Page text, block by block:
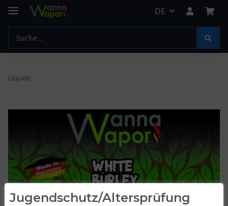
DE
Liquide
Jugendschutz/Altersprüfung